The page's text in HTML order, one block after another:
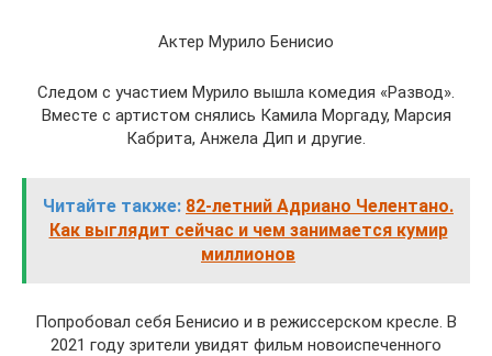
Актер Мурило Бенисио
Следом с участием Мурило вышла комедия «Развод».
Вместе с артистом снялись Камила Моргаду, Марсия
Кабрита, Анжела Дип и другие.
Читайте также: 82-летний Адриано Челентано.
Как выглядит сейчас и чем занимается кумир
миллионов
Попробовал себя Бенисио и в режиссерском кресле. В
2021 году зрители увидят фильм новоиспеченного